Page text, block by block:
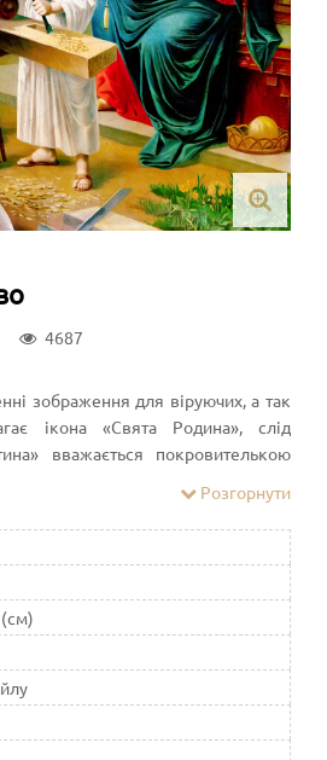
4687
зображення для віруючих, а так
ікона «Свята Родина», слід
вважається покровителькою
Розгорнути